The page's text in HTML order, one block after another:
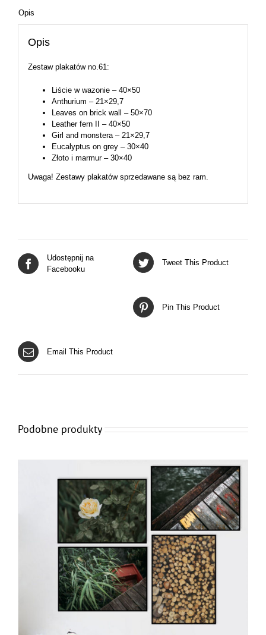
Opis
Opis
Zestaw plakatów no.61:
Liście w wazonie – 40×50
Anthurium – 21×29,7
Leaves on brick wall – 50×70
Leather fern II – 40×50
Girl and monstera – 21×29,7
Eucalyptus on grey – 30×40
Złoto i marmur – 30×40
Uwaga! Zestawy plakatów sprzedawane są bez ram.
Udostępnij na
Facebooku
Tweet This Product
Pin This Product
Email This Product
Podobne produkty